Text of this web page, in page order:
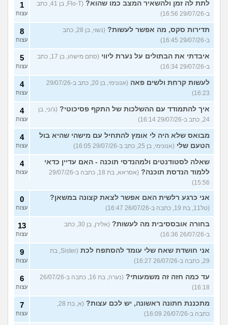
לתת לה זמן ולהשאיר המצב כמו שהוא?
(Flo-T, בן 41, כתב
ב-29/07/26 16:56)
1
עצות
תדירות סקס, מה אפשר לעשות?
(נשוי, בן 28, כתב
ב-29/07/26 16:45)
8
עצות
איבדתי את הבתולים על נערת ליווי
(סתם מישהו, בן 17, כתב
ב-29/07/26 16:34)
5
עצות
לעשות קרחת ולשים פאה
(אנונימי, בן 20, כתב ב-29/07/26
16:23)
4
עצות
איך להתמודד עם ההשלכות של התקף פסיכוטי? (ג'וני, בן
24, כתב ב-29/07/26 16:14)
4
עצות
מבואס שלא היה לי אומץ להתחיל עם מישהי שהיא בול
הטעם שלי (אנונימי, בן 25, כתב ב-29/07/26 16:05)
4
עצות
שאלה לסטודנטים ולמהנדסי תוכנה - האם עדיין כדאי
ללמוד הנדסת תוכנה?
(אסראא, בת 18, כתבה ב-29/07/26
15:56)
4
עצות
אני כרגע רלשית האם אפשר לצאת קצונה במשאן?
(טל11, בת 19, כתבה ב-26/07/26 16:47)
0
עצות
בחורה אובססיבית מה לעשות?
(אלירן, בן 30, כתב
ב-26/07/26 16:36)
13
עצות
אני חושדת שאח שלי עומד להסתפח לכת
(Sister, בת
29, כתבה ב-26/07/26 16:27)
9
עצות
עד כמה חזה זה משמעותי?
(נערה, בת 16, כתבה ב-26/07/26
16:18)
6
עצות
מתכננת חתונה ראשונה, יש לכם עצות?
(א, בת 28,
כתבה ב-26/07/26 16:09)
7
עצות